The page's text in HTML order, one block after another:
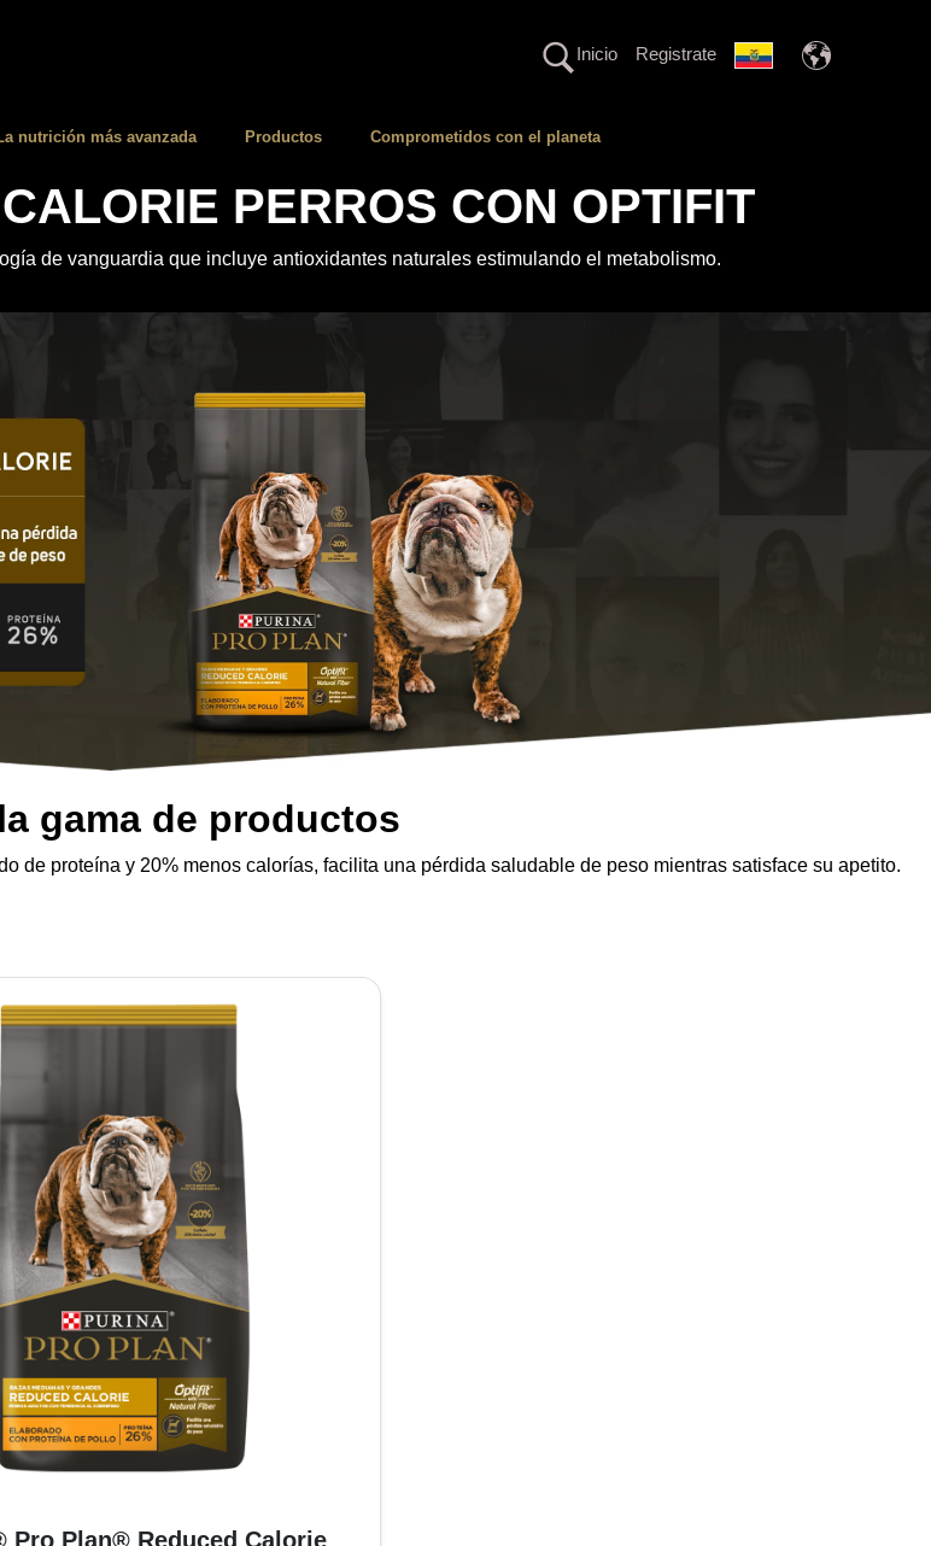
Inicio Registrate
nutrición más avanzada Productos Comprometidos con el planeta
PERROS CON OPTIFIT
de vanguardia que incluye antioxidantes naturales estimulando el metabolismo.
gama de productos
de proteína y 20% menos calorías, facilita una pérdida saludable de peso mientras satisface su apetito.
Pro Plan® Reduced Calorie